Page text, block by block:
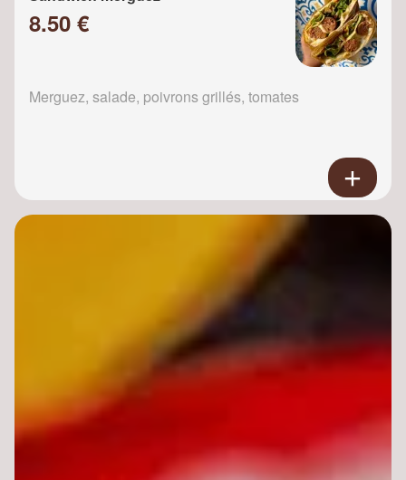
8.50 €
Merguez, salade, poivrons grillés, tomates